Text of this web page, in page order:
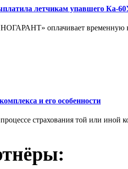
летчикам упавшего Ка-
оплачивает временную
и его особенности
страхования той или иной